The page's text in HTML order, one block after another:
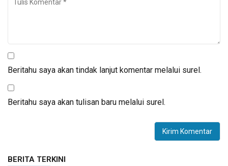
Beritahu saya akan tindak lanjut komentar melalui surel.
Beritahu saya akan tulisan baru melalui surel.
BERITA TERKINI